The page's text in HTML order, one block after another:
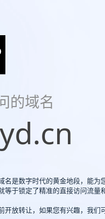
的域名
名是数字时代的黄金地段，能为
等于锁定了精准的直接访问流
开放转让，如果您有兴趣，我们